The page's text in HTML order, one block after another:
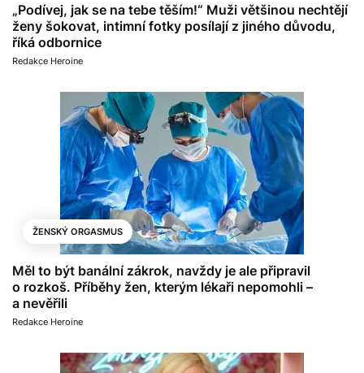
„Podívej, jak se na tebe těším!“ Muži většinou nechtějí
ženy šokovat, intimní fotky posílají z jiného důvodu,
říká odbornice
Redakce Heroine
ŽENSKÝ ORGASMUS
Měl to být banální zákrok, navždy je ale připravil
o rozkoš. Příběhy žen, kterým lékaři nepomohli –
a nevěřili
Redakce Heroine